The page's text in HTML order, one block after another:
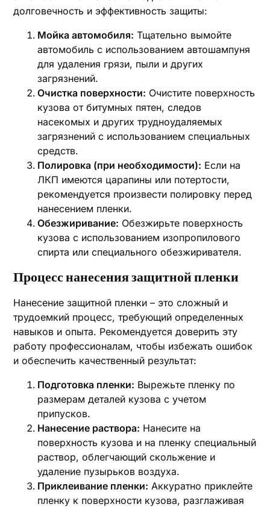
долговечность и эффективность защиты:
Мойка автомобиля: Тщательно вымойте
автомобиль с использованием автошампуня
для удаления грязи, пыли и других
загрязнений.
Очистка поверхности: Очистите поверхность
кузова от битумных пятен, следов
насекомых и других трудноудаляемых
загрязнений с использованием специальных
средств.
Полировка (при необходимости): Если на
ЛКП имеются царапины или потертости,
рекомендуется произвести полировку перед
нанесением пленки.
Обезжиривание: Обезжирьте поверхность
кузова с использованием изопропилового
спирта или специального обезжиривателя.
Процесс нанесения защитной пленки
Нанесение защитной пленки – это сложный и
трудоемкий процесс, требующий определенных
навыков и опыта. Рекомендуется доверить эту
работу профессионалам, чтобы избежать ошибок
и обеспечить качественный результат:
Подготовка пленки: Вырежьте пленку по
размерам деталей кузова с учетом
припусков.
Нанесение раствора: Нанесите на
поверхность кузова и на пленку специальный
раствор, облегчающий скольжение и
удаление пузырьков воздуха.
Приклеивание пленки: Аккуратно приклейте
пленку к поверхности кузова, разглаживая